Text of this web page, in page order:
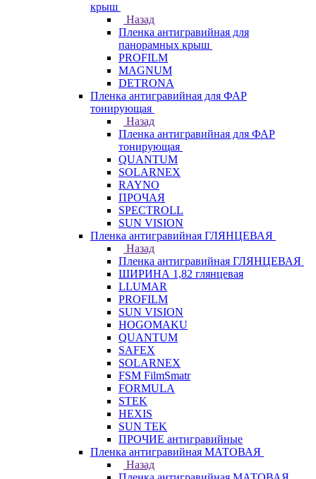
крыш
Назад
Пленка антигравийная для
панорамных крыш
PROFILM
MAGNUM
DETRONA
Пленка антигравийная для ФАР
тонирующая
Назад
Пленка антигравийная для ФАР
тонирующая
QUANTUM
SOLARNEX
RAYNO
ПРОЧАЯ
SPECTROLL
SUN VISION
Пленка антигравийная ГЛЯНЦЕВАЯ
Назад
Пленка антигравийная ГЛЯНЦЕВАЯ
ШИРИНА 1,82 глянцевая
LLUMAR
PROFILM
SUN VISION
HOGOMAKU
QUANTUM
SAFEX
SOLARNEX
FSM FilmSmatr
FORMULA
STEK
HEXIS
SUN TEK
ПРОЧИЕ антигравийные
Пленка антигравийная МАТОВАЯ
Назад